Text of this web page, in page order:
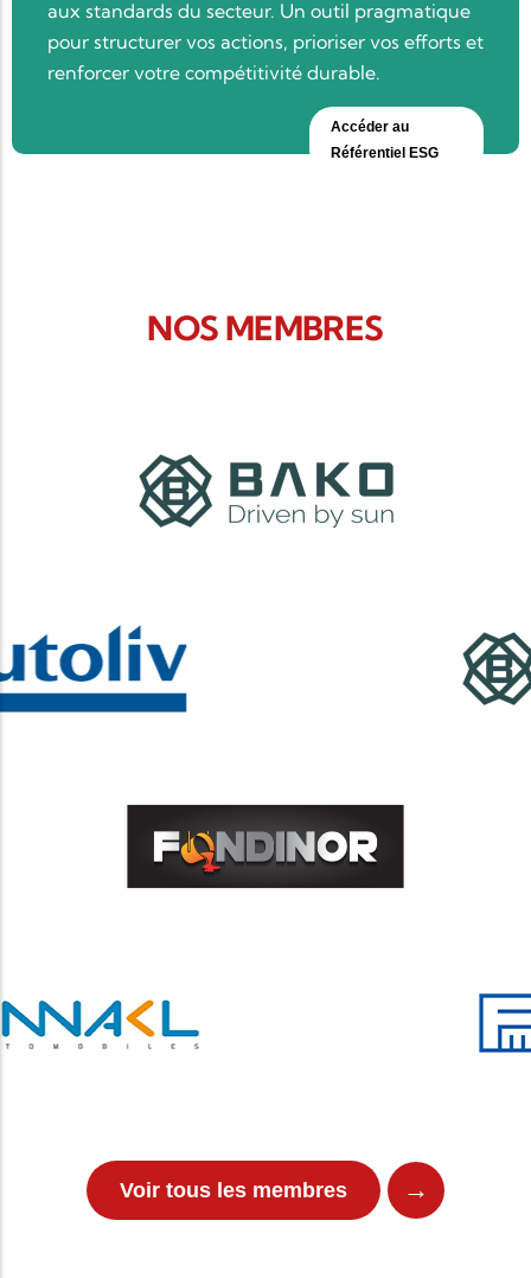
aux standards du secteur. Un outil pragmatique
pour structurer vos actions, prioriser vos efforts et
renforcer votre compétitivité durable.
Accéder au
Référentiel ESG
NOS MEMBRES
Voir tous les membres →